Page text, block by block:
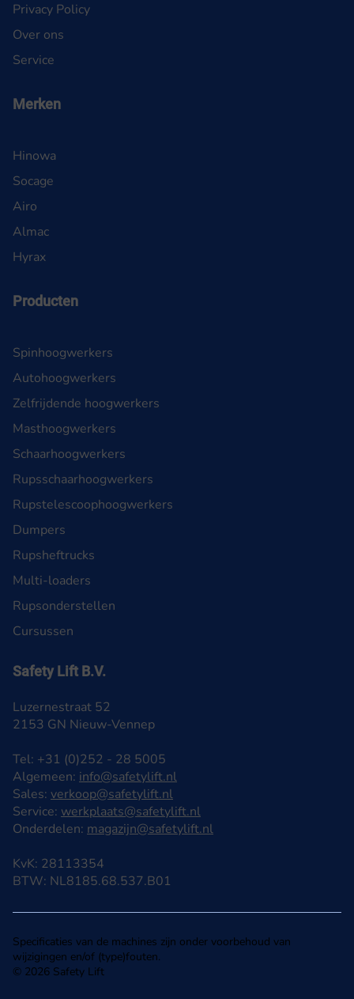
Specificaties van de machines zijn onder voorbehoud van
wijzigingen en/of (type)fouten.
© 2026 Safety Lift
Safety Lift B.V.
Luzernestraat 52
2153 GN Nieuw-Vennep
Tel: +31 (0)252 - 28 5005
Algemeen: info@safetylift.nl
Sales: verkoop@safetylift.nl
Service: werkplaats@safetylift.nl
Onderdelen: magazijn@safetylift.nl
KvK: 28113354
BTW: NL8185.68.537.B01
Privacy Policy
Over ons
Service
Merken
Hinowa
Socage
Airo
Almac
Hyrax
Producten
Spinhoogwerkers
Autohoogwerkers
Zelfrijdende hoogwerkers
Masthoogwerkers
Schaarhoogwerkers
Rupsschaarhoogwerkers
Rupstelescoophoogwerkers
Dumpers
Rupsheftrucks
Multi-loaders
Rupsonderstellen
Cursussen